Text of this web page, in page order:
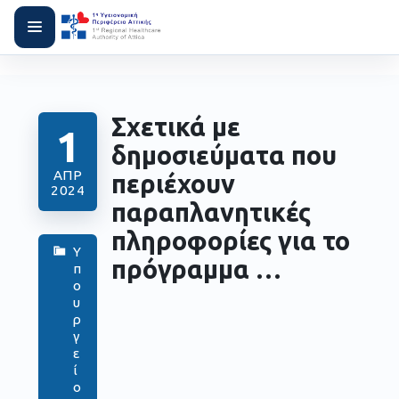
1
ΑΠΡ
2024
Υ
π
ο
υ
ρ
γ
ε
ί
ο
Σχετικά με
δημοσιεύματα που
περιέχουν
παραπλανητικές
πληροφορίες για το
πρόγραμμα …